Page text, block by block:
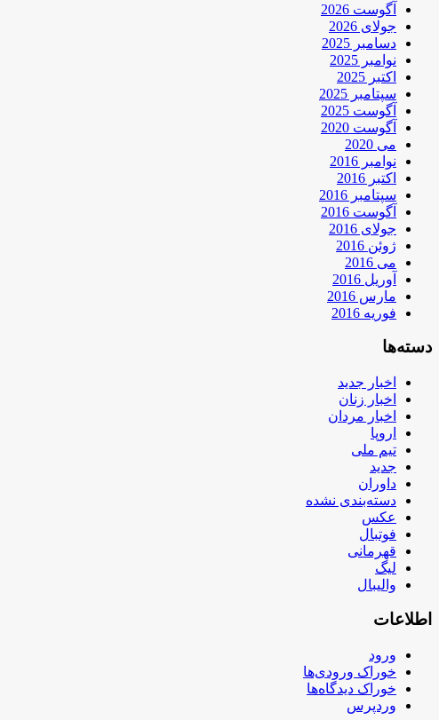
آگوست 2026
جولای 2026
دسامبر 2025
نوامبر 2025
اکتبر 2025
سپتامبر 2025
آگوست 2025
آگوست 2020
می 2020
نوامبر 2016
اکتبر 2016
سپتامبر 2016
آگوست 2016
جولای 2016
ژوئن 2016
می 2016
آوریل 2016
مارس 2016
فوریه 2016
دسته‌ها
اخبار جدید
اخبار زنان
اخبار مردان
اروپا
تیم ملی
جدید
داوران
دسته‌بندی نشده
عکس
فوتبال
قهرمانی
لیگ
والیبال
اطلاعات
ورود
خوراک ورودی‌ها
خوراک دیدگاه‌ها
وردپرس